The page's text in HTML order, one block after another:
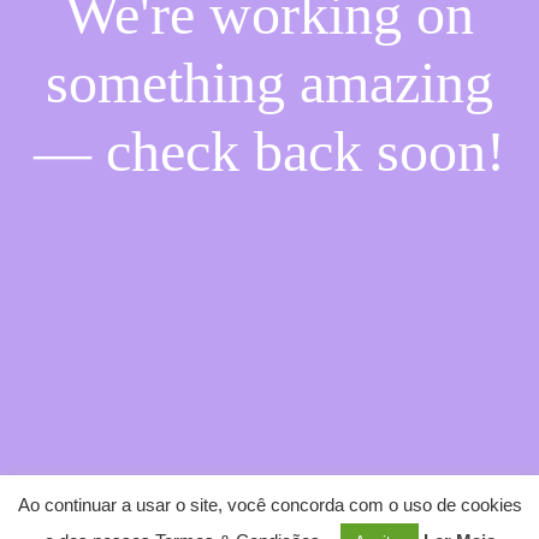
We're working on
something amazing
— check back soon!
Ao continuar a usar o site, você concorda com o uso de cookies